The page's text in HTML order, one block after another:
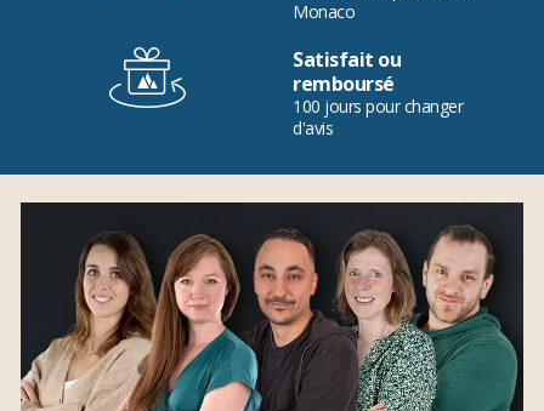
Monaco
Satisfait ou
remboursé
100 jours pour changer
d'avis